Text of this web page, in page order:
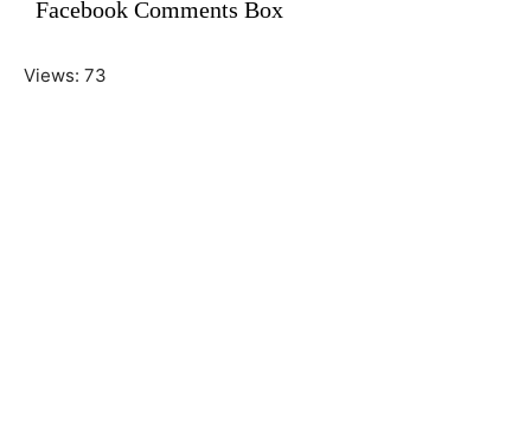
Facebook Comments Box
Views: 73